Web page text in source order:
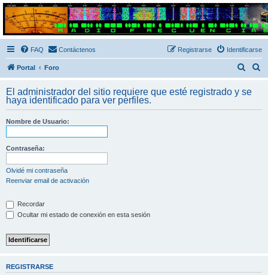
Radio Frecuencias
Foro de Radio Frecuencias
FAQ Contáctenos Identificarse
Registrarse
Portal Foro
c
s
c
El administrador del sitio requiere que esté registrado y se
haya identificado para ver perfiles.
Nombre de Usuario:
Contraseña:
Olvidé mi contraseña
Reenviar email de activación
Recordar
Ocultar mi estado de conexión en esta sesión
REGISTRARSE